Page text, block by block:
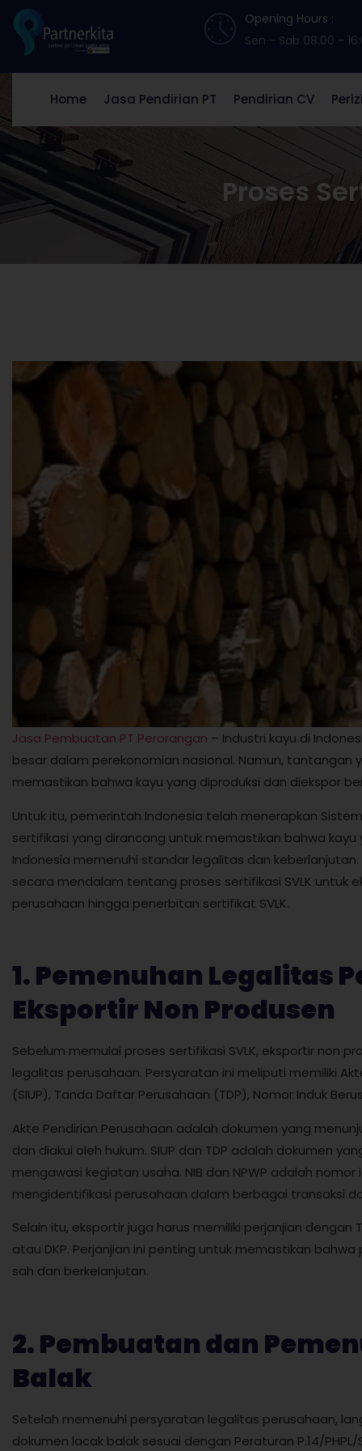
Opening Hours :
Sen - Sab 08:00 -
Home Jasa Pendirian PT Pendirian CV
Proses
Jasa Pembuatan PT Perorangan – Industri kayu di
besar dalam perekonomian nasional. Namun, tantangan
memastikan bahwa kayu yang diproduksi dan diekspor
Untuk itu, pemerintah Indonesia telah menerapkan
sertifikasi yang dirancang untuk memastikan bahwa
Indonesia memenuhi standar legalitas dan
secara mendalam tentang proses sertifikasi SVLK untuk
perusahaan hingga penerbitan sertifikat SVLK.
1. Pemenuhan Legalitas
Eksportir Non Produsen
Sebelum memulai proses sertifikasi SVLK, eksportir non
legalitas perusahaan. Persyaratan ini meliputi memiliki
(SIUP), Tanda Daftar Perusahaan (TDP), Nomor Induk
Akte Pendirian Perusahaan adalah dokumen yang
dan diakui oleh hukum. SIUP dan TDP adalah dokumen
mengawasi kegiatan usaha. NIB dan NPWP adalah
mengidentifikasi perusahaan dalam berbagai transaksi
Selain itu, eksportir juga harus memiliki perjanjian dengan
atau DKP. Perjanjian ini penting untuk memastikan
sah dan berkelanjutan.
2. Pembuatan dan
Balak
Setelah memenuhi persyaratan legalitas perusahaan,
dokumen lacak balak sesuai dengan Peraturan P.14/